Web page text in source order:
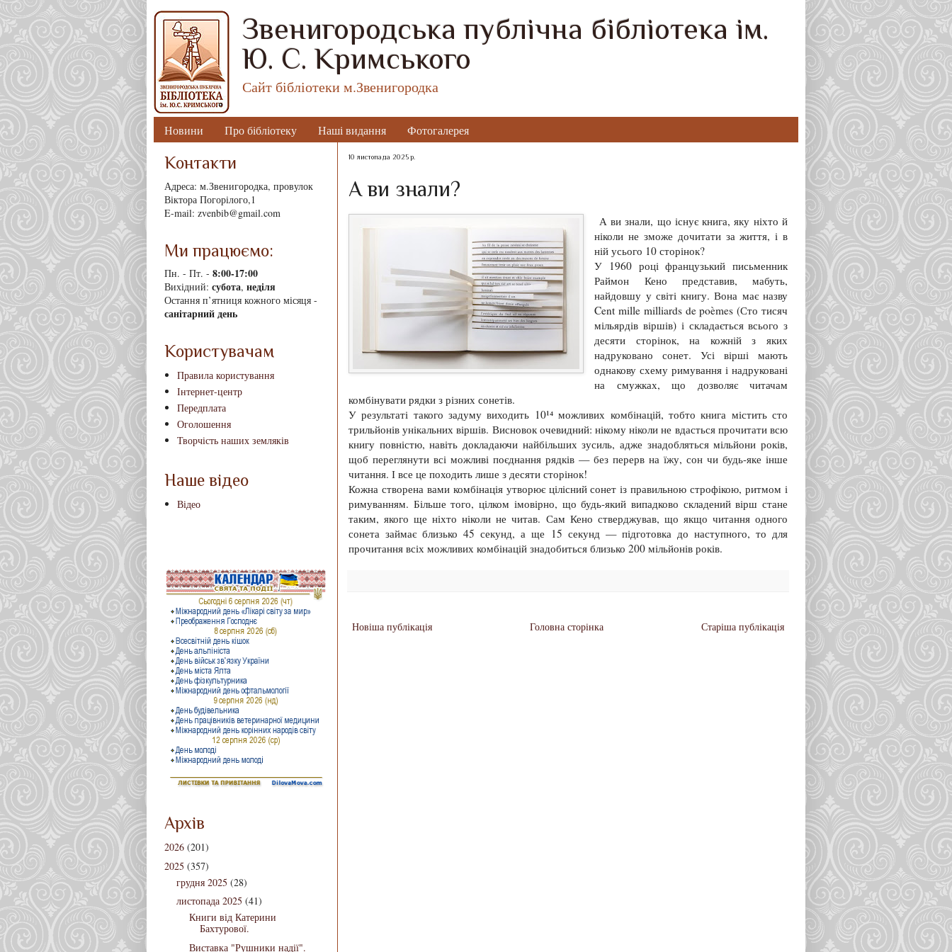
Звенигородська публічна бібліотека ім.
Ю. С. Кримського
Сайт бібліотеки м.Звенигородка
Новини Про бібліотеку Наші видання Фотогалерея
10 листопада 2025 р.
А ви знали?
А ви знали, що існує книга, яку ніхто й
ніколи не зможе дочитати за життя, і в
ній усього 10 сторінок?
У 1960 році французький письменник
Раймон Кено представив, мабуть,
найдовшу у світі книгу. Вона має назву
Cent mille milliards de poèmes (Сто тисяч
мільярдів віршів) і складається всього з
десяти сторінок, на кожній з яких
надруковано сонет. Усі вірші мають
однакову схему римування і надруковані
на смужках, що дозволяє читачам
комбінувати рядки з різних сонетів.
У результаті такого задуму виходить 10¹⁴можливих комбінацій, тобто книга містить сто
трильйонів унікальних віршів. Висновок очевидний: нікому ніколи не вдасться прочитати всю
книгу повністю, навіть докладаючи найбільших зусиль, адже знадобляться мільйони років,
щоб переглянути всі можливі поєднання рядків — без перерв на їжу, сон чи будь-яке інше
читання. І все це походить лише з десяти сторінок!
Кожна створена вами комбінація утворює цілісний сонет із правильною строфікою, ритмом і
римуванням. Більше того, цілком імовірно, що будь-який випадково складений вірш стане
таким, якого ще ніхто ніколи не читав. Сам Кено стверджував, що якщо читання одного
сонета займає близько 45 секунд, а ще 15 секунд — підготовка до наступного, то для
прочитання всіх можливих комбінацій знадобиться близько 200 мільйонів років.
Новіша публікація Старіша публікація
Головна сторінка
Контакти
Адреса: м.Звенигородка, провулок
Віктора Погорілого,1
E-mail: zvenbib@gmail.com
Ми працюємо:
Пн. - Пт. - 8:00-17:00
Вихідний: субота, неділя
Остання п’ятниця кожного місяця -
санітарний день
Користувачам
Правила користування
Інтернет-центр
Передплата
Оголошення
Творчість наших земляків
Наше відео
Відео
Архів
2026 (201)
2025 (357)
грудня 2025 (28)
листопада 2025 (41)
Книги від Катерини
Бахтурової.
Виставка "Рушники надії".